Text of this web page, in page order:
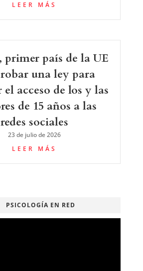
LEER MÁS
primer país de la UE
una ley para
acceso de los y las
de 15 años a las
redes sociales
23 de julio de 2026
LEER MÁS
PSICOLOGÍA EN RED